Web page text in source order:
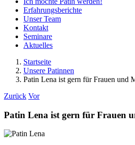
Erfahrungsberichte
Unser Team
Kontakt
Seminare
Aktuelles
Startseite
Unsere Patinnen
Patin Lena ist gern für Frauen und
Zurück Vor
Patin Lena ist gern für Frauen